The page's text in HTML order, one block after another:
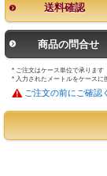
送料確認
商品の問合せ
* ご注文はケース単位で承ります
* 入力されたメートルをケースに
ご注文の前にご確認